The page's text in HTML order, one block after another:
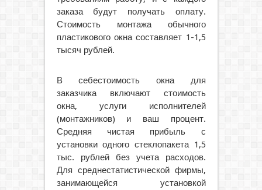
заказа будут получать оплату.
Стоимость монтажа обычного
пластикового окна составляет 1-1,5
тысяч рублей.
В себестоимость окна для
заказчика включают стоимость
окна, услуги исполнителей
(монтажников) и ваш процент.
Средняя чистая прибыль с
установки одного стеклопакета 1,5
тыс. рублей без учета расходов.
Для среднестатистической фирмы,
занимающейся установкой